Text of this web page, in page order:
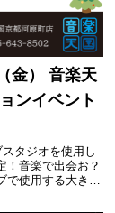
金） 音楽天
ンイベント
タジオを使用し
！音楽で出会お？
で使用する大きな